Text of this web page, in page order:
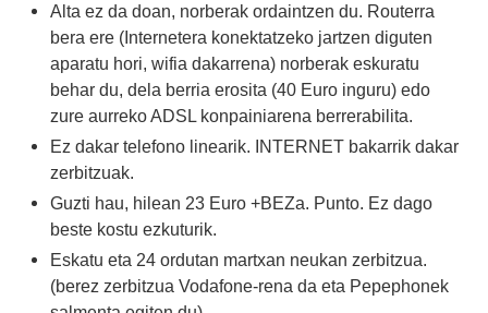
Alta ez da doan, norberak ordaintzen du. Routerra
bera ere (Internetera konektatzeko jartzen diguten
aparatu hori, wifia dakarrena) norberak eskuratu
behar du, dela berria erosita (40 Euro inguru) edo
zure aurreko ADSL konpainiarena berrerabilita.
Ez dakar telefono linearik. INTERNET bakarrik dakar
zerbitzuak.
Guzti hau, hilean 23 Euro +BEZa. Punto. Ez dago
beste kostu ezkuturik.
Eskatu eta 24 ordutan martxan neukan zerbitzua.
(berez zerbitzua Vodafone-rena da eta Pepephonek